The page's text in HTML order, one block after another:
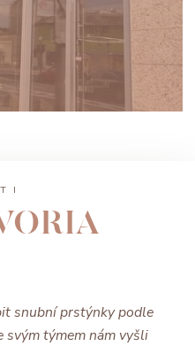
snubní prstýnky podle
svým týmem nám vyšli